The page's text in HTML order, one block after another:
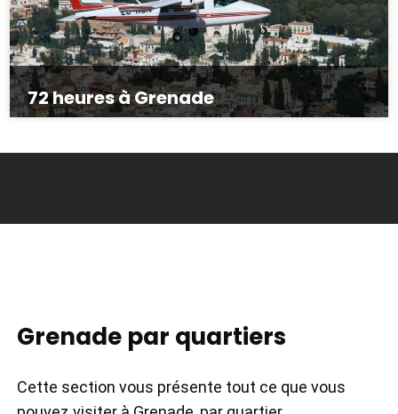
72 heures à Grenade
Grenade par quartiers
Cette section vous présente tout ce que vous